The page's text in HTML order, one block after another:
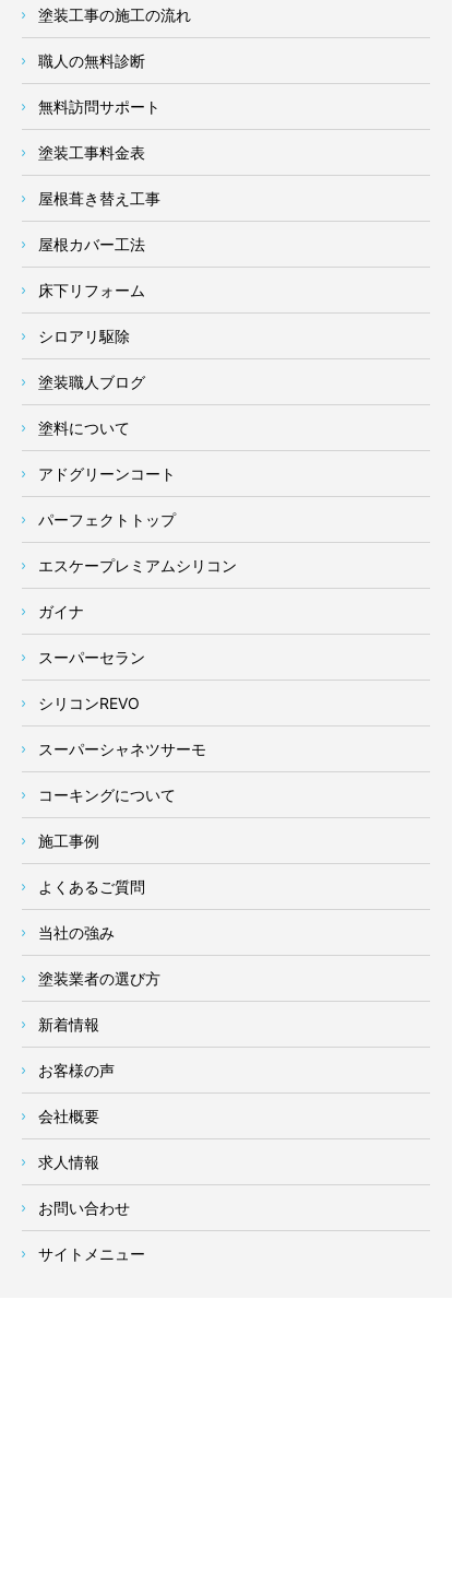
塗装工事の施工の流れ
職人の無料診断
無料訪問サポート
塗装工事料金表
屋根葺き替え工事
屋根カバー工法
床下リフォーム
シロアリ駆除
塗装職人ブログ
塗料について
アドグリーンコート
パーフェクトトップ
エスケープレミアムシリコン
ガイナ
スーパーセラン
シリコンREVO
スーパーシャネツサーモ
コーキングについて
施工事例
よくあるご質問
当社の強み
塗装業者の選び方
新着情報
お客様の声
会社概要
求人情報
お問い合わせ
サイトメニュー